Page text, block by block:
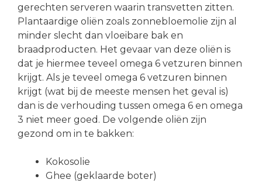
gerechten serveren waarin transvetten zitten.
Plantaardige oliën zoals zonnebloemolie zijn al
minder slecht dan vloeibare bak en
braadproducten. Het gevaar van deze oliën is
dat je hiermee teveel omega 6 vetzuren binnen
krijgt. Als je teveel omega 6 vetzuren binnen
krijgt (wat bij de meeste mensen het geval is)
dan is de verhouding tussen omega 6 en omega
3 niet meer goed. De volgende oliën zijn
gezond om in te bakken:
Kokosolie
Ghee (geklaarde boter)